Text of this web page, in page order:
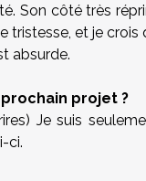
Son côté très
tristesse, et je crois
absurde.
projet ?
Je suis
ci.